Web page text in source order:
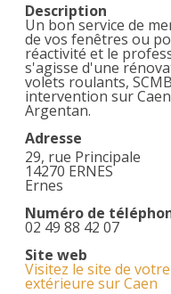
Description
Un bon service de
de vos fenêtres ou
réactivité et le
s'agisse d'une
volets roulants,
intervention sur
Argentan.
Adresse
29, rue Principale
14270 ERNES
Ernes
Numéro de
02 49 88 42 07
Site web
Visitez le site de
extérieure sur Caen